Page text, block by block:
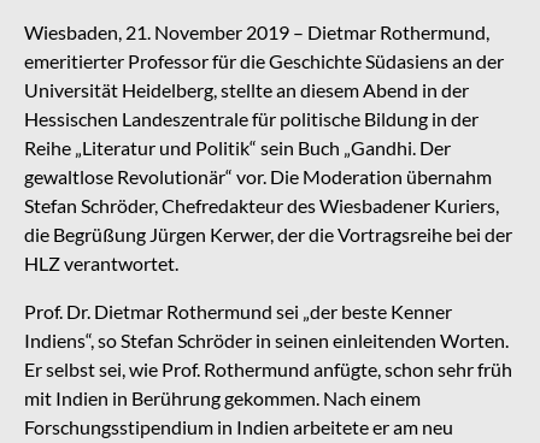
Wiesbaden, 21. November 2019 – Dietmar Rothermund,
emeritierter Professor für die Geschichte Südasiens an der
Universität Heidelberg, stellte an diesem Abend in der
Hessischen Landeszentrale für politische Bildung in der
Reihe „Literatur und Politik“ sein Buch „Gandhi. Der
gewaltlose Revolutionär“ vor. Die Moderation übernahm
Stefan Schröder, Chefredakteur des Wiesbadener Kuriers,
die Begrüßung Jürgen Kerwer, der die Vortragsreihe bei der
HLZ verantwortet.
Prof. Dr. Dietmar Rothermund sei „der beste Kenner
Indiens“, so Stefan Schröder in seinen einleitenden Worten.
Er selbst sei, wie Prof. Rothermund anfügte, schon sehr früh
mit Indien in Berührung gekommen. Nach einem
Forschungsstipendium in Indien arbeitete er am neu